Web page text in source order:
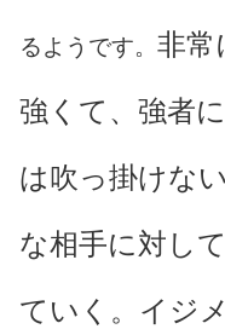
るようです。 非常
強くて、強者
は吹っ掛けな
な相手に対し
ていく。イジ